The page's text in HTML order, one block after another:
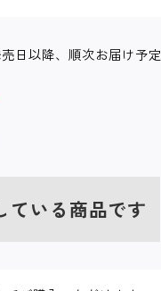
日以降、順次お届け予定
ている商品です